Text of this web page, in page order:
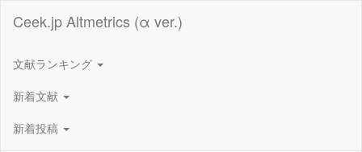
Ceek.jp Altmetrics (α ver.)
文献ランキング
新着文献
新着投稿